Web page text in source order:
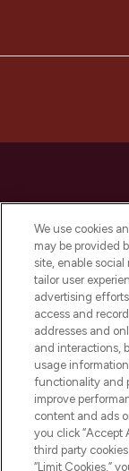
beste
make-
Shop
Do
We use cookies
may be provided
site, enable
tailor user
advertising
access and
addresses and
and interactions,
usage
functionality and
improve
content and ads
you click “Accept
third party
“Limit Cookies,”